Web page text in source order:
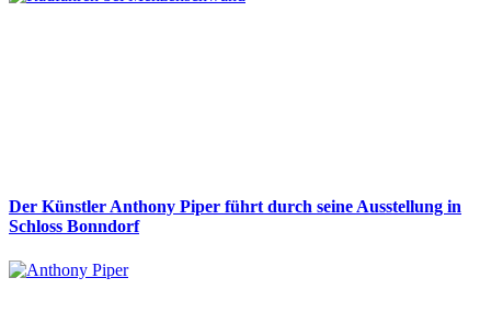
Der Künstler Anthony Piper führt durch seine Ausstellung in
Schloss Bonndorf